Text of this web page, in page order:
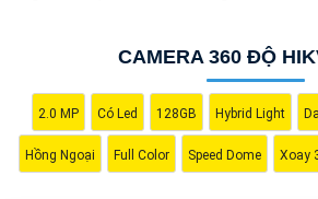
CAMERA 360 ĐỘ
2.0 MP Có Led 128GB Hybrid Light
Hồng Ngoại Full Color Speed Dome Xoay